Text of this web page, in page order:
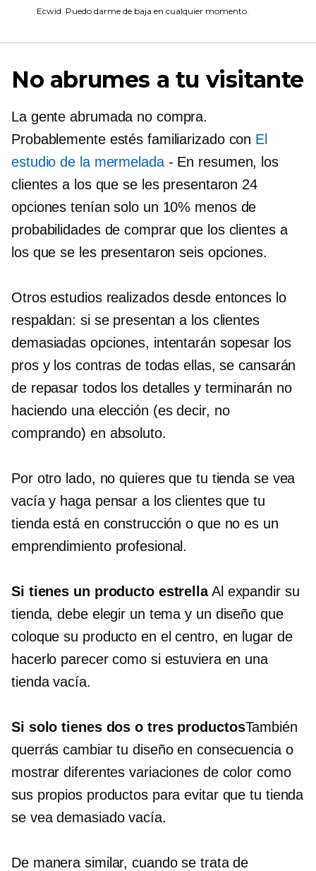
Ecwid. Puedo darme de baja en cualquier momento.
No abrumes a tu visitante
La gente abrumada no compra.
Probablemente estés familiarizado con El
estudio de la mermelada- En resumen, los
clientes a los que se les presentaron 24
opciones tenían solo un 10% menos de
probabilidades de comprar que los clientes a
los que se les presentaron seis opciones.
Otros estudios realizados desde entonces lo
respaldan: si se presentan a los clientes
demasiadas opciones, intentarán sopesar los
pros y los contras de todas ellas, se cansarán
de repasar todos los detalles y terminarán no
haciendo una elección (es decir, no
comprando) en absoluto.
Por otro lado, no quieres que tu tienda se vea
vacía y haga pensar a los clientes que tu
tienda está en construcción o que no es un
emprendimiento profesional.
Si tienes un producto estrellaAl expandir su
tienda, debe elegir un tema y un diseño que
coloque su producto en el centro, en lugar de
hacerlo parecer como si estuviera en una
tienda vacía.
Si solo tienes dos o tres productosTambién
querrás cambiar tu diseño en consecuencia o
mostrar diferentes variaciones de color como
sus propios productos para evitar que tu tienda
se vea demasiado vacía.
De manera similar, cuando se trata de